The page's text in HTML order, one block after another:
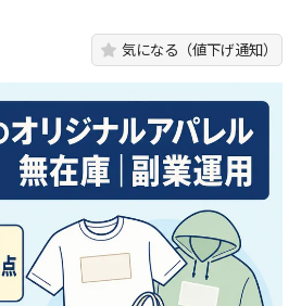
気になる（値下げ通知）